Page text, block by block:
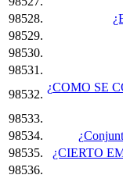
98528.
98529.
98530.
98531.
98532.
¿COMO SE
98533.
98534.
98535.
¿CIERTO
98536.